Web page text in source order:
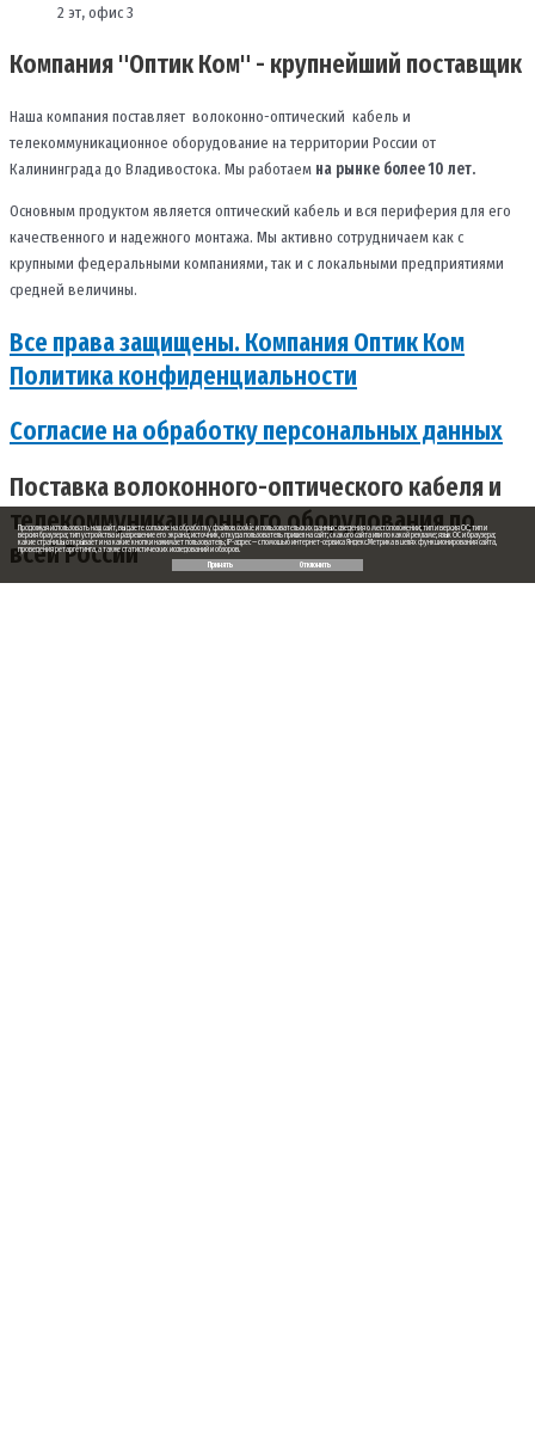
2 эт, офис 3
Компания "Оптик Ком" - крупнейший поставщик
Наша компания поставляет волоконно-оптический кабель и
телекоммуникационное оборудование на территории России от
Калининграда до Владивостока. Мы работаем на рынке более 10 лет.
Основным продуктом является оптический кабель и вся периферия для его
качественного и надежного монтажа. Мы активно сотрудничаем как с
крупными федеральными компаниями, так и с локальными предприятиями
средней величины.
Все права защищены. Компания Оптик Ком
Политика конфиденциальности
Согласие на обработку персональных данных
Поставка волоконного-оптического кабеля и
телекоммуникационного оборудования по
всей России
Продолжая использовать наш сайт, вы даете согласие на обработку файлов cookie и пользовательских данных: сведения о местоположении; тип и версия ОС; тип и
версия браузера; тип устройства и разрешение его экрана; источник, откуда пользователь пришел на сайт; с какого сайта или по какой рекламе; язык ОС и браузера;
какие страницы открывает и на какие кнопки нажимает пользователь; IP-адрес — с помощью интернет-сервиса Яндекс.Метрика в целях функционирования сайта,
проведения ретаргетинга, а также статистических исследований и обзоров.
Принять
Отклонить